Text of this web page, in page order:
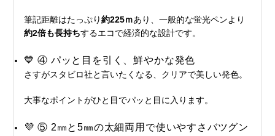
筆記距離はたっぷり約225ｍあり、一般的な蛍光ペンより
約2倍も長持ちするエコで経済的な設計です。
💙 ④ パッと目を引く、鮮やかな発色
さすがスタビロ社と言いたくなる、クリアで美しい発色。
大事なポイントがひと目でパッと目に入ります。
💜 ⑤ 2㎜と5㎜の太細両用で使いやすさバツグン